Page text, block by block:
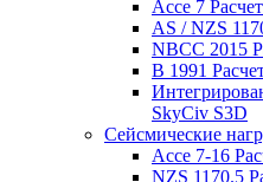
Ассе 7
AS / NZS
NBCC 2015
В 1991
SkyCiv S3D
Сейсмические
Ассе 7-16
NZS 1170.5